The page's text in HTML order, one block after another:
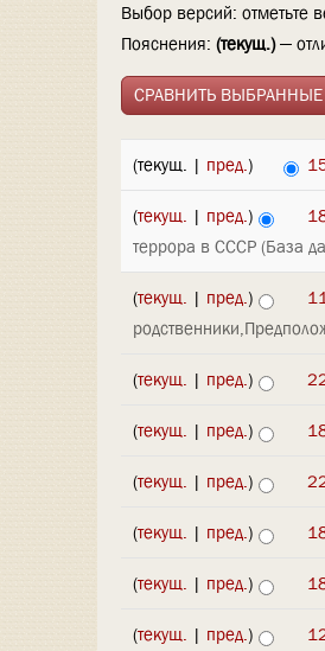
Выбор версий: отметьте
Пояснения: (текущ.)—
(текущ. | пред.)
(текущ. | пред.)
террора в СССР (База
(текущ. | пред.)
(текущ. | пред.)
(текущ. | пред.)
(текущ. | пред.)
(текущ. | пред.)
(текущ. | пред.)
(текущ. | пред.)